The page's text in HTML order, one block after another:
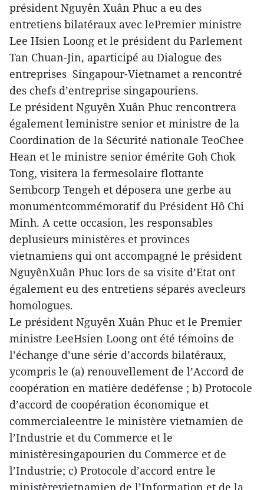
président Nguyên Xuân Phuc a eu des
entretiens bilatéraux avec lePremier ministre
Lee Hsien Loong et le président du Parlement
Tan Chuan-Jin, aparticipé au Dialogue des
entreprises Singapour-Vietnamet a rencontré
des chefs d’entreprise singapouriens.
Le président Nguyên Xuân Phuc rencontrera
également leministre senior et ministre de la
Coordination de la Sécurité nationale TeoChee
Hean et le ministre senior émérite Goh Chok
Tong, visitera la fermesolaire flottante
Sembcorp Tengeh et déposera une gerbe au
monumentcommémoratif du Président Hô Chi
Minh. A cette occasion, les responsables
deplusieurs ministères et provinces
vietnamiens qui ont accompagné le président
NguyênXuân Phuc lors de sa visite d’Etat ont
également eu des entretiens séparés avecleurs
homologues.
Le président Nguyên Xuân Phuc et le Premier
ministre LeeHsien Loong ont été témoins de
l’échange d’une série d’accords bilatéraux,
ycompris le (a) renouvellement de l’Accord de
coopération en matière dedéfense ; b) Protocole
d’accord de coopération économique et
commercialeentre le ministère vietnamien de
l’Industrie et du Commerce et le
ministèresingapourien du Commerce et de
l’Industrie; c) Protocole d’accord entre le
ministèrevietnamien de l’Information et de la